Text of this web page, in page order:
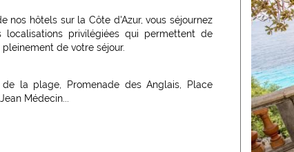
nos hôtels sur la Côte d'Azur, vous séjournez
privilégiées qui permettent de
de votre séjour.
la plage, Promenade des Anglais, Place
Médecin...